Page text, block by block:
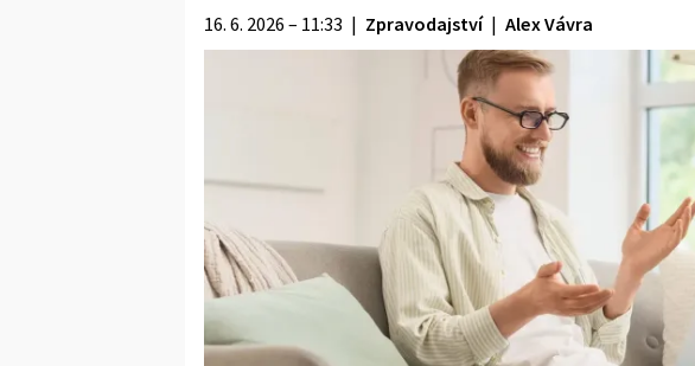
16. 6. 2026 – 11:33 | Zpravodajství | Alex Vávra